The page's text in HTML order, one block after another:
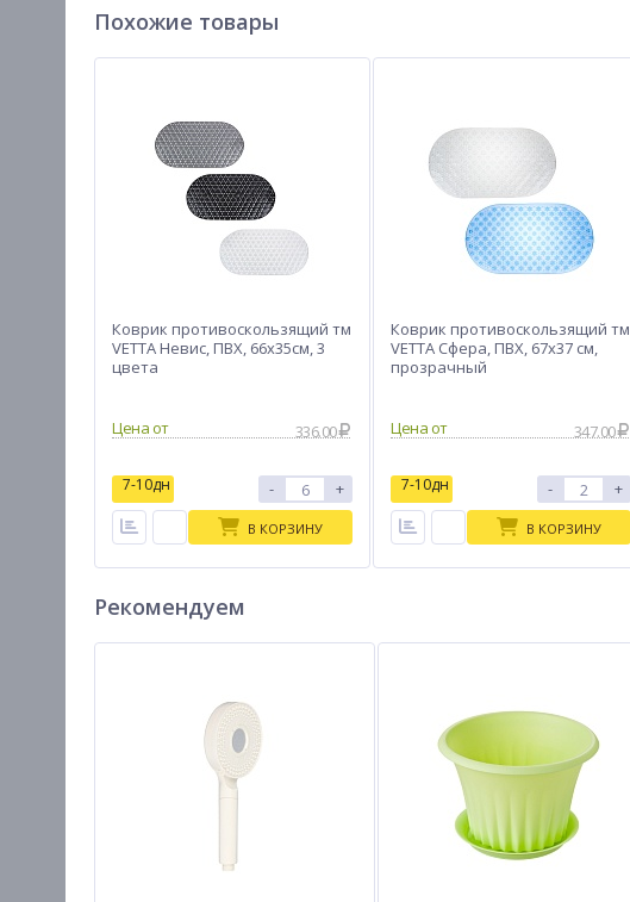
Похожие товары
Коврик противоскользящий тм
VETTA Невис, ПВХ, 66x35см, 3
цвета
Цена от 336.00
7-10дн - +
В КОРЗИНУ
Коврик противоскользящий тм
VETTA Сфера, ПВХ, 67x37 см,
прозрачный
Цена от 347.00
7-10дн - +
В КОРЗИНУ
Рекомендуем